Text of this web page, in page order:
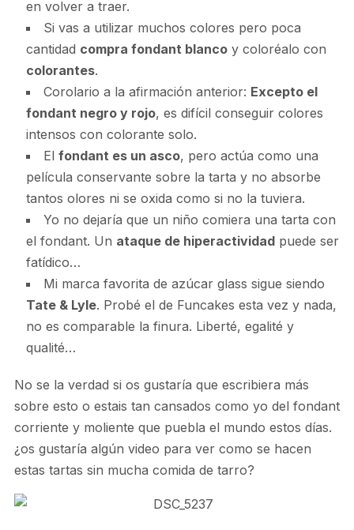
en volver a traer.
Si vas a utilizar muchos colores pero poca
cantidad compra fondant blancoy coloréalo con
colorantes.
Corolario a la afirmación anterior: Excepto el
fondant negro y rojo, es difícil conseguir colores
intensos con colorante solo.
El fondant es un asco, pero actúa como una
película conservante sobre la tarta y no absorbe
tantos olores ni se oxida como si no la tuviera.
Yo no dejaría que un niño comiera una tarta con
el fondant. Un ataque de hiperactividadpuede ser
fatídico…
Mi marca favorita de azúcar glass sigue siendo
Tate & Lyle. Probé el de Funcakes esta vez y nada,
no es comparable la finura. Liberté, egalité y
qualité…
No se la verdad si os gustaría que escribiera más
sobre esto o estais tan cansados como yo del fondant
corriente y moliente que puebla el mundo estos días.
¿os gustaría algún video para ver como se hacen
estas tartas sin mucha comida de tarro?